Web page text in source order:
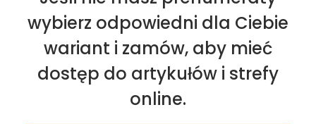
wybierz odpowiedni dla Ciebie
wariant i zamów, aby mieć
dostęp do artykułów i strefy
online.